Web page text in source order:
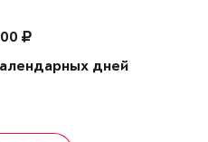
дней